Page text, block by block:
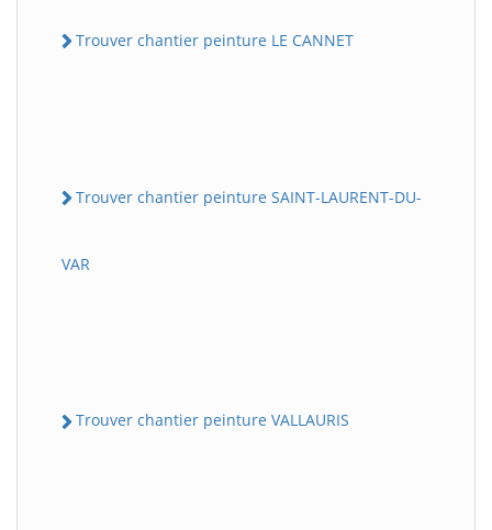
Trouver chantier peinture LE CANNET
Trouver chantier peinture SAINT-LAURENT-DU-
VAR
Trouver chantier peinture VALLAURIS